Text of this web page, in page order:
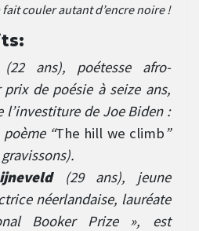
fait couler autant d’encre noire !
ans), poétesse afro-
de poésie à seize ans,
l’investiture de Joe Biden :
“The hill we climb”
(29 ans), jeune
néerlandaise, lauréate
Booker Prize », est